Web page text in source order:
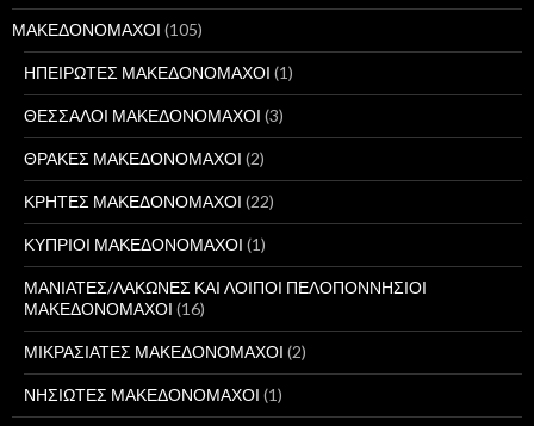
ΜΑΚΕΔΟΝΟΜΑΧΟΙ (105)
ΗΠΕΙΡΩΤΕΣ ΜΑΚΕΔΟΝΟΜΑΧΟΙ (1)
ΘΕΣΣΑΛΟΙ ΜΑΚΕΔΟΝΟΜΑΧΟΙ (3)
ΘΡΑΚΕΣ ΜΑΚΕΔΟΝΟΜΑΧΟΙ (2)
ΚΡΗΤΕΣ ΜΑΚΕΔΟΝΟΜΑΧΟΙ (22)
ΚΥΠΡΙΟΙ ΜΑΚΕΔΟΝΟΜΑΧΟΙ (1)
ΜΑΝΙΑΤΕΣ/ΛΑΚΩΝΕΣ ΚΑΙ ΛΟΙΠΟΙ ΠΕΛΟΠΟΝΝΗΣΙΟΙ
ΜΑΚΕΔΟΝΟΜΑΧΟΙ (16)
ΜΙΚΡΑΣΙΑΤΕΣ ΜΑΚΕΔΟΝΟΜΑΧΟΙ (2)
ΝΗΣΙΩΤΕΣ ΜΑΚΕΔΟΝΟΜΑΧΟΙ (1)